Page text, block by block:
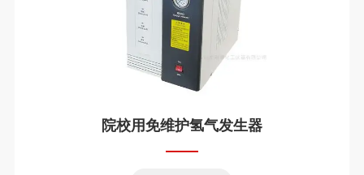
院校用免维护氢气发生器